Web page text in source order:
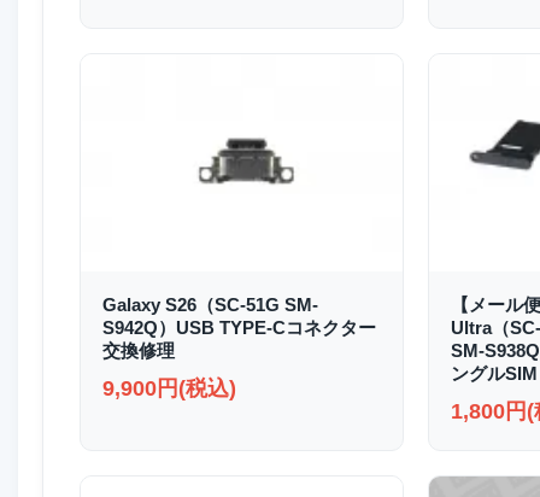
Galaxy S26（SC-51G SM-
S942Q）USB TYPE-Cコネクター
交換修理
9,900円(税込)
【メール
Ultra（
SM-
ングル
1,800円(